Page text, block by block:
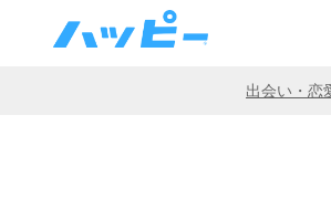
出会い・恋